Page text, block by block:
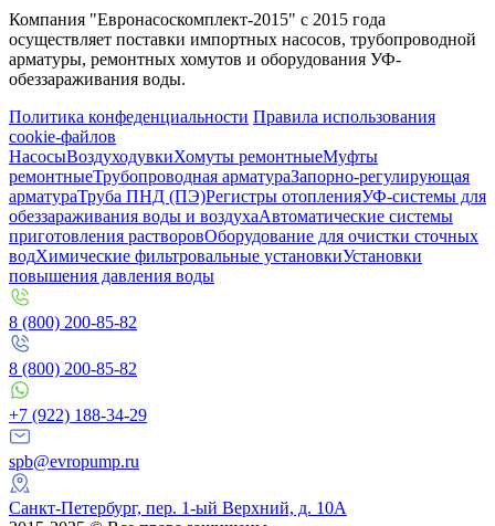
Компания "Евронасоскомплект-2015" с 2015 года
осуществляет поставки импортных насосов, трубопроводной
арматуры, ремонтных хомутов и оборудования УФ-
обеззараживания воды.
Политика конфеденциальности Правила использования
cookie-файлов
НасосыВоздуходувкиХомуты ремонтныеМуфты
ремонтныеТрубопроводная арматураЗапорно-регулирующая
арматураТруба ПНД (ПЭ)Регистры отопленияУФ-системы для
обеззараживания воды и воздухаАвтоматические системы
приготовления растворовОборудование для очистки сточных
водХимические фильтровальные установкиУстановки
повышения давления воды
8 (800) 200-85-82
8 (800) 200-85-82
+7 (922) 188-34-29
spb@evropump.ru
Санкт-Петербург, пер. 1-ый Верхний, д. 10А